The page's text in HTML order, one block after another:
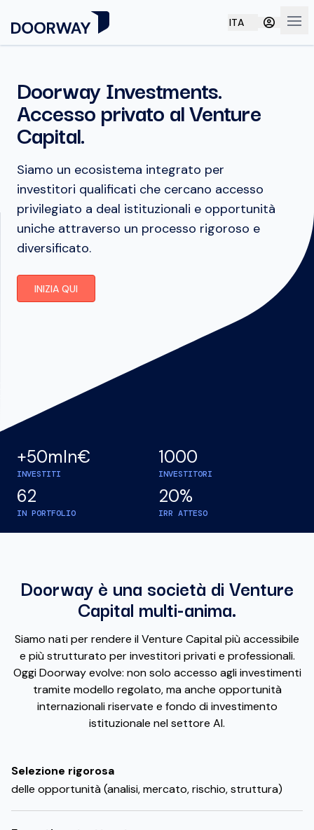
ITA
Doorway Investments.
Accesso privato al Venture
Capital.
Siamo un ecosistema integrato per
investitori qualificati che cercano accesso
privilegiato a deal istituzionali e opportunità
uniche attraverso un processo rigoroso e
diversificato.
INIZIA QUI
+50mln€
INVESTITI
1000
INVESTITORI
62
IN PORTFOLIO
20%
IRR ATTESO
Doorway è una società di Venture
Capital multi-anima.
Siamo nati per rendere il Venture Capital più accessibile
e più strutturato per investitori privati e professionali.
Oggi Doorway evolve: non solo accesso agli investimenti
tramite modello regolato, ma anche opportunità
internazionali riservate e fondo di investimento
istituzionale nel settore AI.
Selezione rigorosa
delle opportunità (analisi, mercato, rischio, struttura)